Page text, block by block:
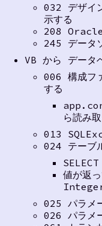
032 デザイ
示する
208 Oracle
245 データ
VB から データ
006 構成フ
する
ら読み
013
024 テーブ
値が返
Integer
025 パラメ
026 パラメ